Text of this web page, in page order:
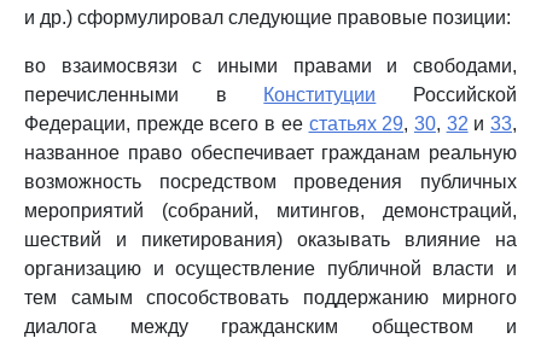
и др.) сформулировал следующие правовые позиции:
во взаимосвязи с иными правами и свободами,
перечисленными в Конституции Российской
Федерации, прежде всего в ее статьях 29, 30, 32 и33,
названное право обеспечивает гражданам реальную
возможность посредством проведения публичных
мероприятий (собраний, митингов, демонстраций,
шествий и пикетирования) оказывать влияние на
организацию и осуществление публичной власти и
тем самым способствовать поддержанию мирного
диалога между гражданским обществом и